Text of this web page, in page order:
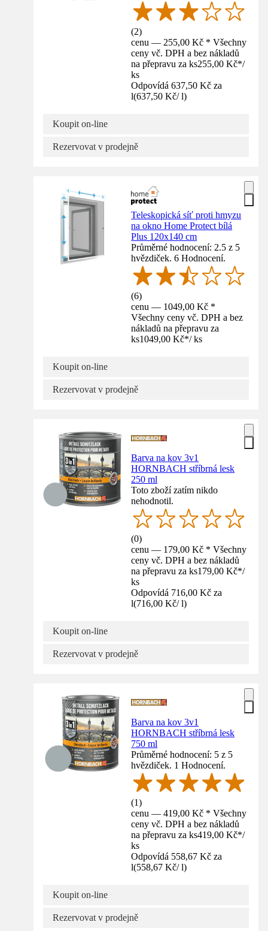
(2)
cenu — 255,00 Kč * Všechny
ceny vč. DPH a bez nákladů
na přepravu za ks255,00 Kč*/
ks
Odpovídá 637,50 Kč za
l(637,50 Kč/ l)
Koupit on-line
Rezervovat v prodejně
Teleskopická síť proti hmyzu
na okno Home Protect bílá
Plus 120x140 cm
Průměrné hodnocení: 2.5 z 5
hvězdiček. 6 Hodnocení.
(6)
cenu — 1049,00 Kč *
Všechny ceny vč. DPH a bez
nákladů na přepravu za
ks1049,00 Kč*/ ks
Koupit on-line
Rezervovat v prodejně
Barva na kov 3v1
HORNBACH stříbrná lesk
250 ml
Toto zboží zatím nikdo
nehodnotil.
(0)
cenu — 179,00 Kč * Všechny
ceny vč. DPH a bez nákladů
na přepravu za ks179,00 Kč*/
ks
Odpovídá 716,00 Kč za
l(716,00 Kč/ l)
Koupit on-line
Rezervovat v prodejně
Barva na kov 3v1
HORNBACH stříbrná lesk
750 ml
Průměrné hodnocení: 5 z 5
hvězdiček. 1 Hodnocení.
(1)
cenu — 419,00 Kč * Všechny
ceny vč. DPH a bez nákladů
na přepravu za ks419,00 Kč*/
ks
Odpovídá 558,67 Kč za
l(558,67 Kč/ l)
Koupit on-line
Rezervovat v prodejně